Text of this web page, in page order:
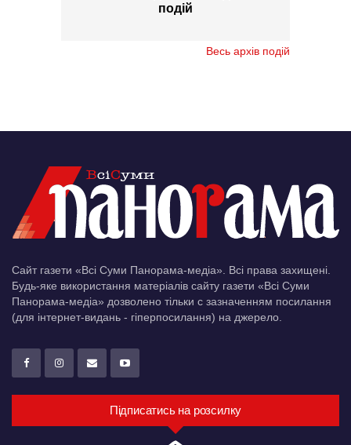
подій
Весь архів подій
Сайт газети «Всі Суми Панорама-медіа». Всі права захищені.
Будь-яке використання матеріалів сайту газети «Всі Суми
Панорама-медіа» дозволено тільки c зазначенням посилання
(для інтернет-видань - гіперпосилання) на джерело.
Підписатись на розсилку